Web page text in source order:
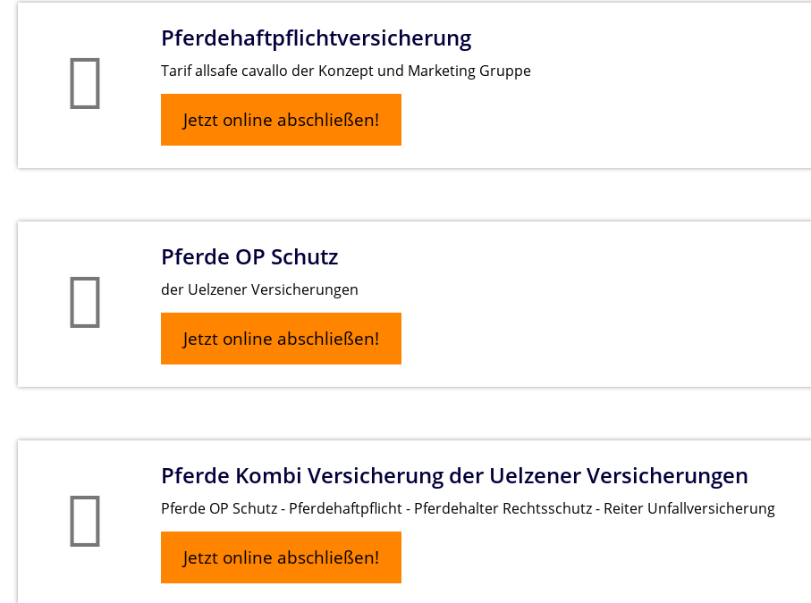
Pferdehaftpflichtversicherung
Tarif allsafe cavallo der Konzept und Marketing Gruppe
Jetzt online abschließen!
Pferde OP Schutz
der Uelzener Versicherungen
Jetzt online abschließen!
Pferde Kombi Versicherung der Uelzener Versicherungen
Pferde OP Schutz - Pferdehaftpflicht - Pferdehalter Rechtsschutz - Reiter Unfallversicherung
Jetzt online abschließen!